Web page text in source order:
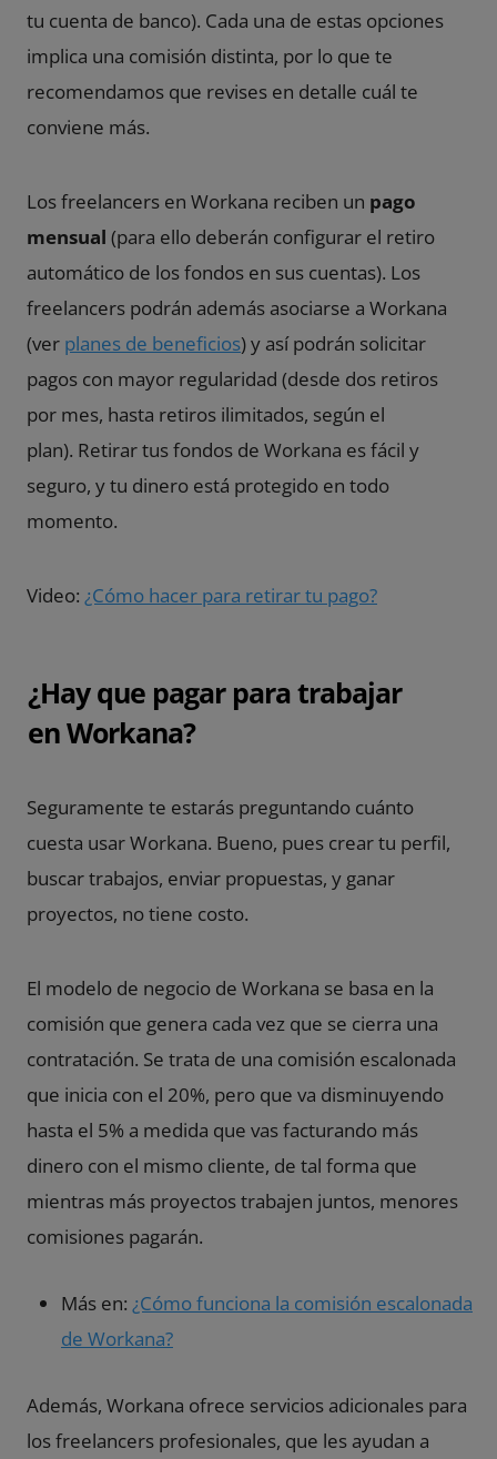
tu cuenta de banco). Cada una de estas opciones
implica una comisión distinta, por lo que te
recomendamos que revises en detalle cuál te
conviene más.
Los freelancers en Workana reciben un pago
mensual (para ello deberán configurar el retiro
automático de los fondos en sus cuentas). Los
freelancers podrán además asociarse a Workana
(ver planes de beneficios) y así podrán solicitar
pagos con mayor regularidad (desde dos retiros
por mes, hasta retiros ilimitados, según el
plan). Retirar tus fondos de Workana es fácil y
seguro, y tu dinero está protegido en todo
momento.
Video: ¿Cómo hacer para retirar tu pago?
¿Hay que pagar para trabajar
en Workana?
Seguramente te estarás preguntando cuánto
cuesta usar Workana. Bueno, pues crear tu perfil,
buscar trabajos, enviar propuestas, y ganar
proyectos, no tiene costo.
El modelo de negocio de Workana se basa en la
comisión que genera cada vez que se cierra una
contratación. Se trata de una comisión escalonada
que inicia con el 20%, pero que va disminuyendo
hasta el 5% a medida que vas facturando más
dinero con el mismo cliente, de tal forma que
mientras más proyectos trabajen juntos, menores
comisiones pagarán.
Más en: ¿Cómo funciona la comisión escalonada
de Workana?
Además, Workana ofrece servicios adicionales para
los freelancers profesionales, que les ayudan a